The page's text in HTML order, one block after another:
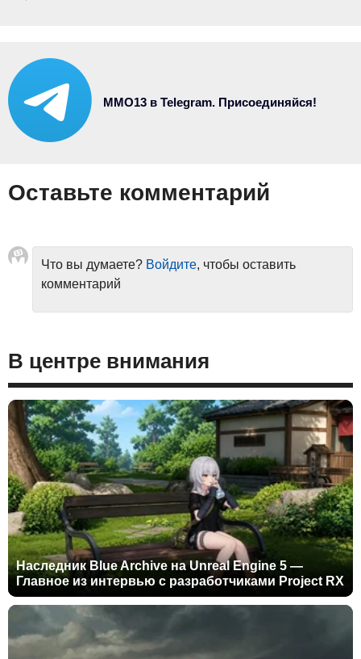
MMO13 в Telegram. Присоединяйся!
Оставьте комментарий
Что вы думаете? Войдите, чтобы оставить
комментарий
В центре внимания
Наследник Blue Archive на Unreal Engine 5 —
Главное из интервью с разработчиками Project RX